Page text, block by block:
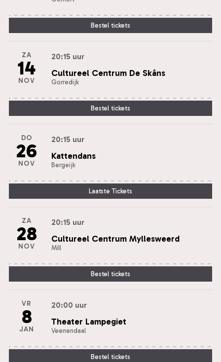
Bestel tickets
ZA
14
NOV
20:15 uur
Cultureel Centrum De Skâns
Gorredijk
Bestel tickets
DO
26
NOV
20:15 uur
Kattendans
Bergeijk
Laatste Tickets
ZA
28
NOV
20:15 uur
Cultureel Centrum Myllesweerd
Mill
Bestel tickets
VR
8
JAN
20:00 uur
Theater Lampegiet
Veenendaal
Bestel tickets